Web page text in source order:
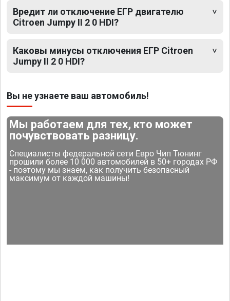
Вредит ли отключение ЕГР двигателю
Citroen Jumpy II 2 0 HDI?
Каковы минусы отключения ЕГР Citroen
Jumpy II 2 0 HDI?
Вы не узнаете ваш автомобиль!
Мы работаем для тех, кто может
почувствовать разницу.
Специалисты федеральной сети Евро Чип Тюнинг
прошили более 10 000 автомобилей в 50+ городах РФ
- поэтому мы знаем, как получить безопасный
максимум от каждой машины!